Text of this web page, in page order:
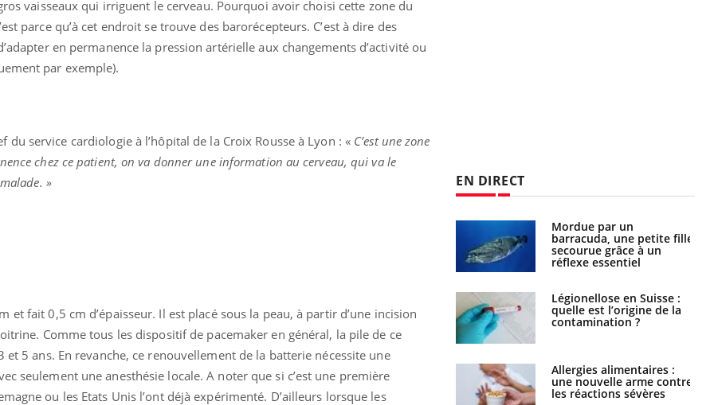
vaisseaux qui irriguent le cerveau. Pourquoi avoir choisi cette zone du
parce qu’à cet endroit se trouve des barorécepteurs. C’est à dire des
en permanence la pression artérielle aux changements d’activité ou
par exemple).
du service cardiologie à l’hôpital de la Croix Rousse à Lyon : « C’est une zone
chez ce patient, on va donner une information au cerveau, qui va le
»
et fait 0,5 cm d’épaisseur. Il est placé sous la peau, à partir d’une incision
Comme tous les dispositif de pacemaker en général, la pile de ce
5 ans. En revanche, ce renouvellement de la batterie nécessite une
seulement une anesthésie locale. A noter que si c’est une première
ou les Etats Unis l’ont déjà expérimenté. D’ailleurs lorsque les
EN DIRECT
l'apprentissage de la
lecture ?
Mordue par une tique en
vacances, elle reste dans
le coma pendant 42 jours
Mordue par un
barracuda, une petite fille
secourue grâce à un
réflexe essentiel
Légionellose en Suisse :
quelle est l’origine de la
contamination ?
Allergies alimentaires :
une nouvelle arme contre
les réactions sévères
Comment gérer le
sommeil des enfants en
vacances ?
Bilan prévention : ce que
les kinés pourront
bientôt faire
TDAH : quel est ce
traitement autorisé aux
États-Unis ?